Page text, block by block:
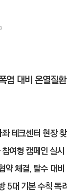
염 대비 온열질
테크센터 현장
여형 캠페인 실시
체결, 탈수 대비
5대 기본 수칙 독